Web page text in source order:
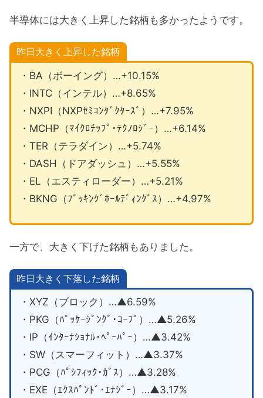
半導体には大きく上昇した銘柄も多かったようです。
昨日大きく上昇した銘柄
・BA（ボーイング）…+10.15%
・INTC（インテル）…+8.65%
・NXPI（NXPｾﾐｺﾝﾀﾞｸﾀｰｽﾞ）…+7.95%
・MCHP（ﾏｲｸﾛﾁｯﾌﾟ･ﾃｸﾉﾛｼﾞｰ）…+6.14%
・TER（テラダイン）…+5.74%
・DASH（ドアダッシュ）…+5.55%
・EL（エスティローダー）…+5.21%
・BKNG（ﾌﾞｯｷﾝｸﾞﾎｰﾙﾃﾞｨﾝｸﾞｽ）…+4.97%
一方で、大きく下げた銘柄もありました。
昨日大きく下落した銘柄
・XYZ（ブロック）…▲6.59%
・PKG（ﾊﾟｯｹｰｼﾞﾝｸﾞ･ｺｰﾌﾟ）…▲5.26%
・IP（ｲﾝﾀｰﾅｼｮﾅﾙ･ﾍﾟｰﾊﾟｰ）…▲3.42%
・SW（スマーフィット）…▲3.37%
・PCG（ﾊﾟｼﾌｨｯｸ･ｶﾞｽ）…▲3.28%
・EXE（ｴｸｽﾊﾟﾝﾄﾞ･ｴﾅｼﾞｰ）…▲3.17%